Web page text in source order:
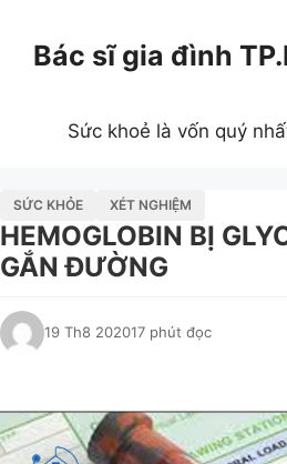
Bác sĩ gia đình
Sức khoẻ là vốn quý
SỨC KHỎE XÉT NGHIỆM
HEMOGLOBIN BỊ
GẮN ĐƯỜNG
19 Th8 202017 phút đọc